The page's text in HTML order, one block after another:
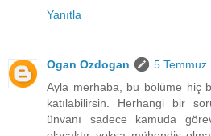
Yanıtla
Ogan Ozdogan
5 Temmuz
Ayla merhaba, bu bölüme hiç
katılabilirsin. Herhangi bir
ünvanı sadece kamuda